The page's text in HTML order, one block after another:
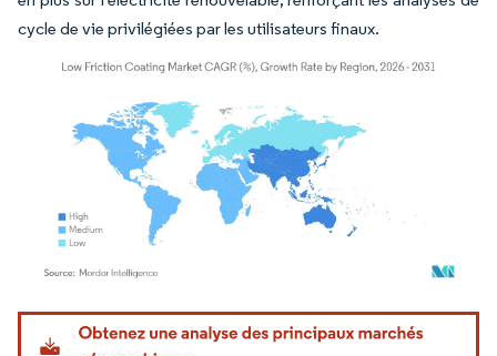
cycle de vie privilégiées par les utilisateurs finaux.
Image © Mordor Intelligence. La réutilisation nécessite une attribution sous CC BY